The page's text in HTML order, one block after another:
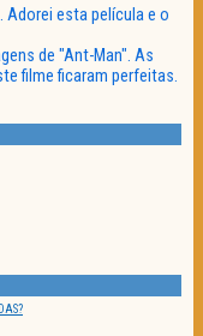
Adorei esta película e o
de "Ant-Man". As
filme ficaram perfeitas.